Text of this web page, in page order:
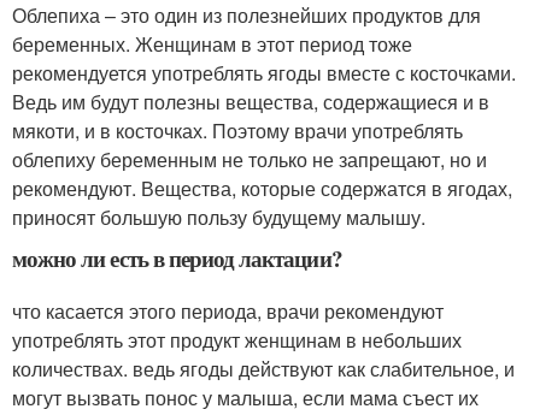
Облепиха – это один из полезнейших продуктов для
беременных. Женщинам в этот период тоже
рекомендуется употреблять ягоды вместе с косточками.
Ведь им будут полезны вещества, содержащиеся и в
мякоти, и в косточках. Поэтому врачи употреблять
облепиху беременным не только не запрещают, но и
рекомендуют. Вещества, которые содержатся в ягодах,
приносят большую пользу будущему малышу.
можно ли есть в период лактации?
что касается этого периода, врачи рекомендуют
употреблять этот продукт женщинам в небольших
количествах. ведь ягоды действуют как слабительное, и
могут вызвать понос у малыша, если мама съест их